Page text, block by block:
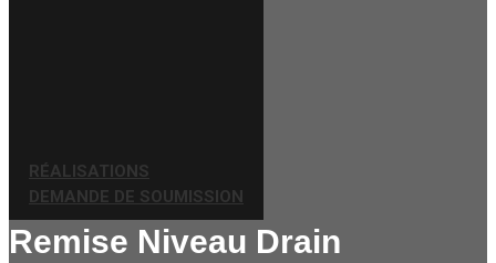
RÉALISATIONS
DEMANDE DE SOUMISSION
Remise Niveau Drain